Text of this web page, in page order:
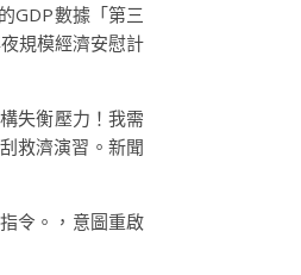
GDP數據「第三
規模經濟安慰計
失衡壓力！我需
救濟演習。新聞
令。，意圖重啟